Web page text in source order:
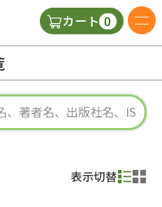
カート 0
視聴覚・補助教材
教師用参考書
表示切替